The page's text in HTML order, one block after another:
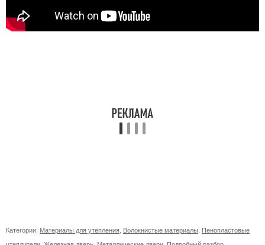
Категории: Материалы для утепления Волокнистые материалы Пенопластовые